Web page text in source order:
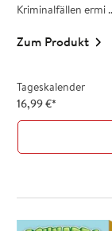
Kriminalfällen ermi
Zum Produkt
Tageskalender
16,99€*